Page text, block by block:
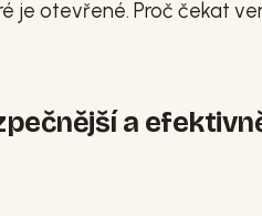
je otevřené. Proč čekat
a